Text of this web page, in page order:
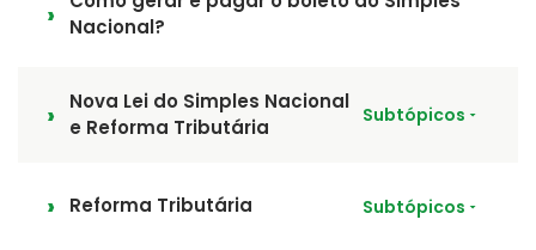
Nacional?
Nova Lei do Simples Nacional
e Reforma Tributária
Subtópicos
Reforma Tributária Subtópicos